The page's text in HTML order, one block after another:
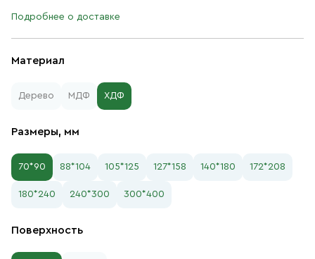
Материал
Дерево МДФ ХДФ
Размеры, мм
70*90 88*104 105*125 127*158 140*180 172*208
180*240 240*300 300*400
Поверхность
Подробнее о доставке